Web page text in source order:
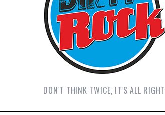
DON'T THINK TWICE, IT'S ALL RIGHT